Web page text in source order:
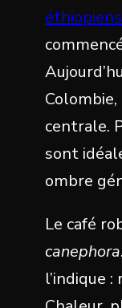
éthiopiens
centrale.
sont
ombre
Le café
canephora
l’indique